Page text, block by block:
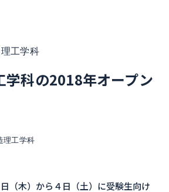
工学科
学科の2018年オープン
理工学科
（木）から４日（土）に受験生向け